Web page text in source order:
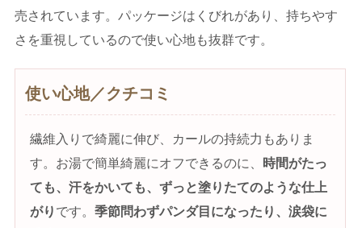
売されています。パッケージはくびれがあり、持ちやす
さを重視しているので使い心地も抜群です。
使い心地／クチコミ
繊維入りで綺麗に伸び、カールの持続力もありま
す。お湯で簡単綺麗にオフできるのに、
時間がたっ
ても、汗をかいても、ずっと塗りたてのような仕上
がり です。 季節問わずパンダ目になったり、涙袋に